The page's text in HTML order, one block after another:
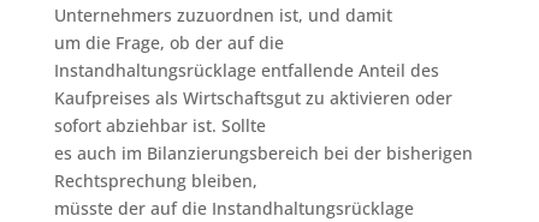
Unternehmers zuzuordnen ist, und damit
um die Frage, ob der auf die
Instandhaltungsrücklage entfallende Anteil des
Kaufpreises als Wirtschaftsgut zu aktivieren oder
sofort abziehbar ist. Sollte
es auch im Bilanzierungsbereich bei der bisherigen
Rechtsprechung bleiben,
müsste der auf die Instandhaltungsrücklage